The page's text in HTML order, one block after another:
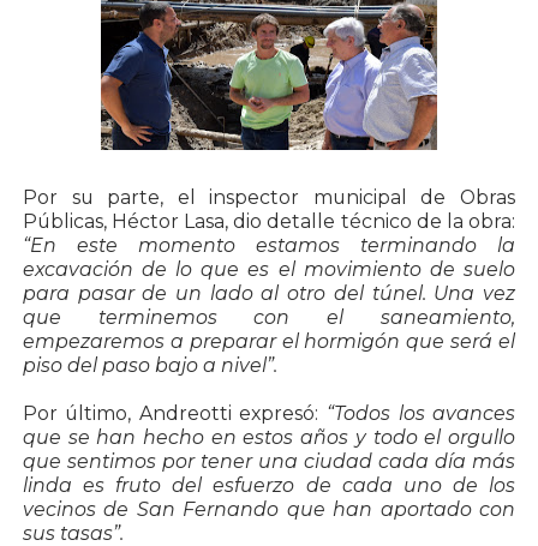
Por su parte, el inspector municipal de Obras
Públicas, Héctor Lasa, dio detalle técnico de la obra:
“En este momento estamos terminando la
excavación de lo que es el movimiento de suelo
para pasar de un lado al otro del túnel. Una vez
que terminemos con el saneamiento,
empezaremos a preparar el hormigón que será el
piso del paso bajo a nivel”.
Por último, Andreotti expresó: “Todos los avances
que se han hecho en estos años y todo el orgullo
que sentimos por tener una ciudad cada día más
linda es fruto del esfuerzo de cada uno de los
vecinos de San Fernando que han aportado con
sus tasas”.